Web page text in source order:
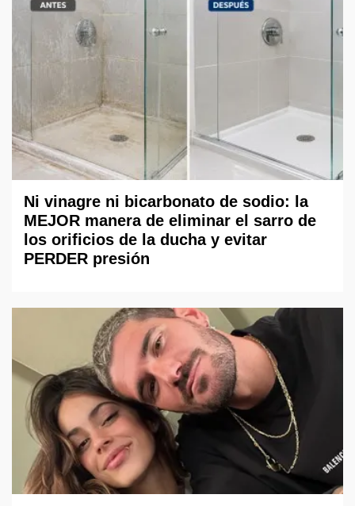
Ni vinagre ni bicarbonato de sodio: la
MEJOR manera de eliminar el sarro de
los orificios de la ducha y evitar
PERDER presión